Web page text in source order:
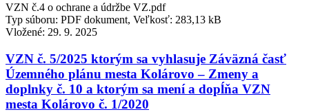
VZN č.4 o ochrane a údržbe VZ.pdf
Typ súboru: PDF dokument, Veľkosť: 283,13 kB
Vložené: 29. 9. 2025
VZN č. 5/2025 ktorým sa vyhlasuje Záväzná časť
Územného plánu mesta Kolárovo – Zmeny a
doplnky č. 10 a ktorým sa mení a dopĺňa VZN
mesta Kolárovo č. 1/2020